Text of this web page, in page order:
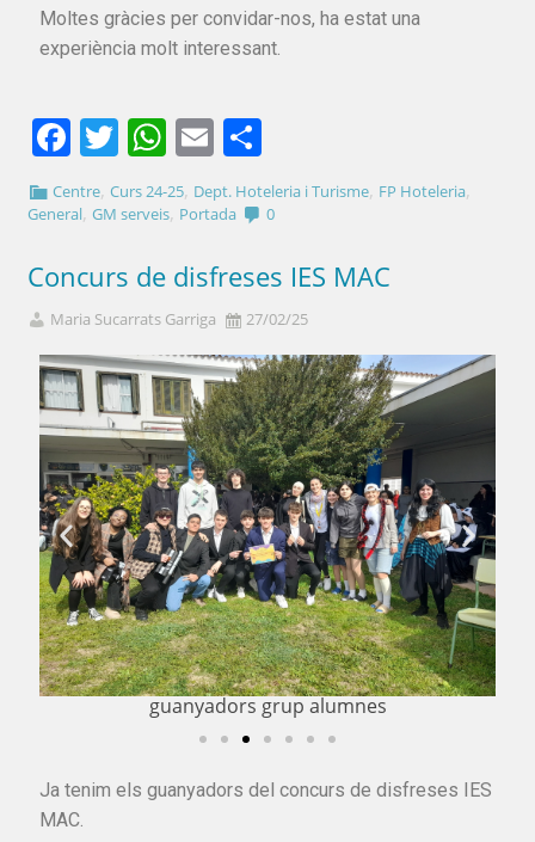
Moltes gràcies per convidar-nos, ha estat una
experiència molt interessant.
Facebook
Twitter
WhatsApp
Email
Centre,Curs 24-25, Dept. Hoteleria i Turisme, FP Hoteleria,
General, GM serveis, Portada 0
Concurs de disfreses IES MAC
Maria Sucarrats Garriga 27/02/25
guanyadors grup alumnes
Ja tenim els guanyadors del concurs de disfreses IES
MAC.